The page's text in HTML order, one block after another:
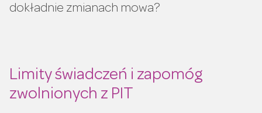
dokładnie zmianach mowa?
Limity świadczeń i zapomóg
zwolnionych z PIT